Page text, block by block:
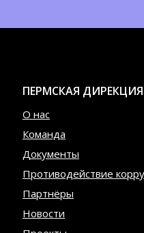
ПЕРМСКАЯ ДИРЕКЦИЯ
О нас
Команда
Документы
Противодействие
Партнёры
Новости